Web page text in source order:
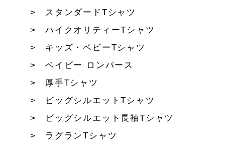
スタンダードTシャツ
ハイクオリティーTシャツ
キッズ・ベビーTシャツ
ベイビー ロンパース
厚手Tシャツ
ビッグシルエットTシャツ
ビッグシルエット長袖Tシャツ
ラグランTシャツ